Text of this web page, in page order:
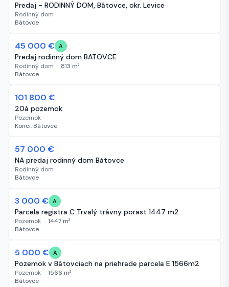
Predaj - RODINNÝ DOM, Bátovce, okr. Levice
Rodinný dom
Bátovce
61 dní
45 000 € A
Predaj rodinný dom BATOVCE
Rodinný dom · 813 m²
Bátovce
61 dní
101 800 €
20á pozemok
Pozemok
Konci, Bátovce
61 dní
57 000 €
NA predaj rodinný dom Bátovce
Rodinný dom
Bátovce
61 dní
3 000 € A
Parcela registra C Trvalý trávny porast 1447 m2
Pozemok · 1447 m²
Bátovce
61 dní
5 000 € A
Pozemok v Bátovciach na priehrade parcela E 1566m2
Pozemok · 1566 m²
Bátovce
-4 000 €